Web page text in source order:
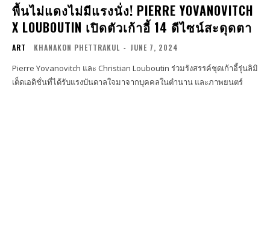
พื้นไม่แดงไม่มีแรงนั่ง! PIERRE YOVANOVITCH
X LOUBOUTIN เปิดตัวเก้าอี้ 14 ดีไซน์สะดุดตา
ART KHANAKON PHETTRAKUL - JUNE 7, 2024
Pierre Yovanovitch และ Christian Louboutin ร่วมรังสรรค์ชุดเก้าอี้รุ่นลิมิ
เต็ดเอดิชั่นที่ได้รับแรงบันดาลใจมาจากบุคคลในตำนาน และภาพยนตร์